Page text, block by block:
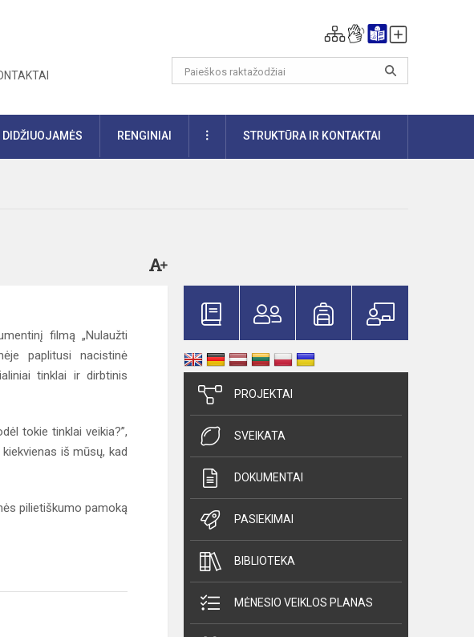
DIDŽIUOJAMĖS RENGINIAI DAUGIAUSTRUKTŪRA IR KONTAKTAI
filmą „Nulaužti
paplitusi nacistinė
tinklai ir dirbtinis
tokie tinklai veikia?”,
iš mūsų, kad
pilietiškumo pamoką
PROJEKTAI
SVEIKATA
DOKUMENTAI
PASIEKIMAI
BIBLIOTEKA
MĖNESIO VEIKLOS PLANAS